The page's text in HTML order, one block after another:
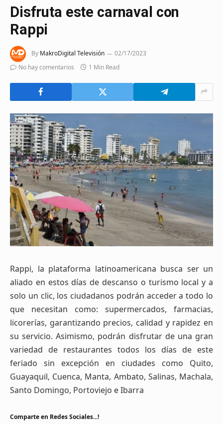
Disfruta este carnaval con
Rappi
By MakroDigital Televisión
02/17/2023
No hay comentarios
1 Min Read
Rappi, la plataforma latinoamericana busca ser un
aliado en estos días de descanso o turismo local y a
solo un clic, los ciudadanos podrán acceder a todo lo
que necesitan como: supermercados, farmacias,
licorerías, garantizando precios, calidad y rapidez en
su servicio. Asimismo, podrán disfrutar de una gran
variedad de restaurantes todos los días de este
feriado sin excepción en ciudades como Quito,
Guayaquil, Cuenca, Manta, Ambato, Salinas, Machala,
Santo Domingo, Portoviejo e Ibarra
Comparte en Redes Sociales...!